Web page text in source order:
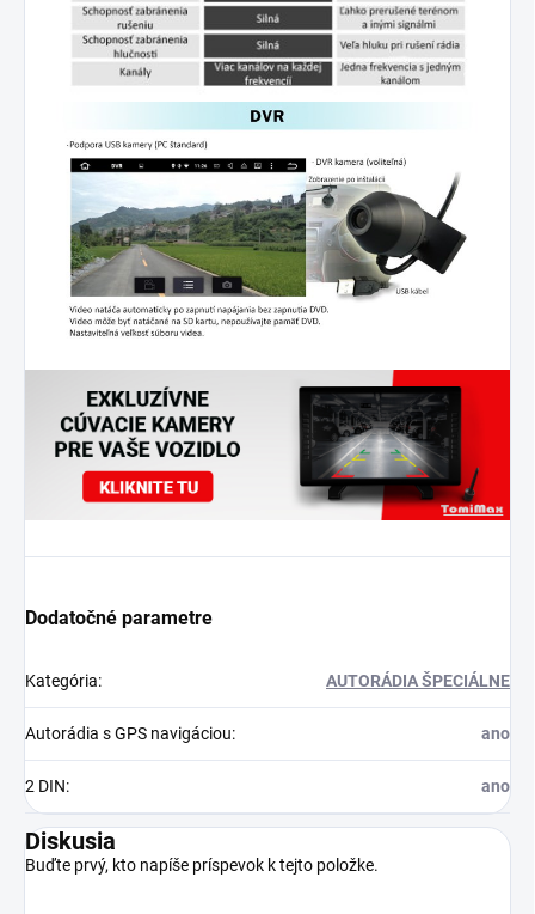
Dodatočné parametre
Kategória: AUTORÁDIA ŠPECIÁLNE
Autorádia s GPS navigáciou: ano
2 DIN: ano
Diskusia
Buďte prvý, kto napíše príspevok k tejto položke.